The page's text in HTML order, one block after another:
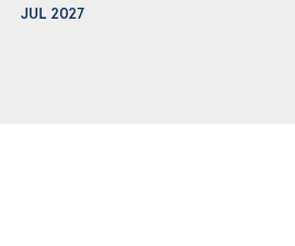
JUL 2027